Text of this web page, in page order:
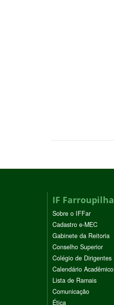
IF Farroupilha
Sobre o IFFar
Cadastro e-MEC
Gabinete da Reitoria
Conselho Superior
Colégio de Dirigentes
Calendário Acadêmico
Lista de Ramais
Comunicação
Ética